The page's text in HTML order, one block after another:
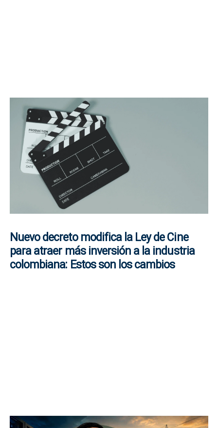
Nuevo decreto modifica la Ley de Cine
para atraer más inversión a la industria
colombiana: Estos son los cambios